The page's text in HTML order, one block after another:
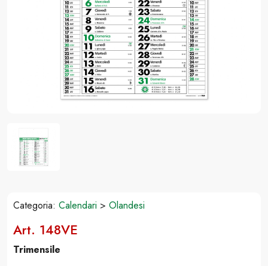
Categoria: Calendari > Olandesi
Art. 148VE
Trimensile